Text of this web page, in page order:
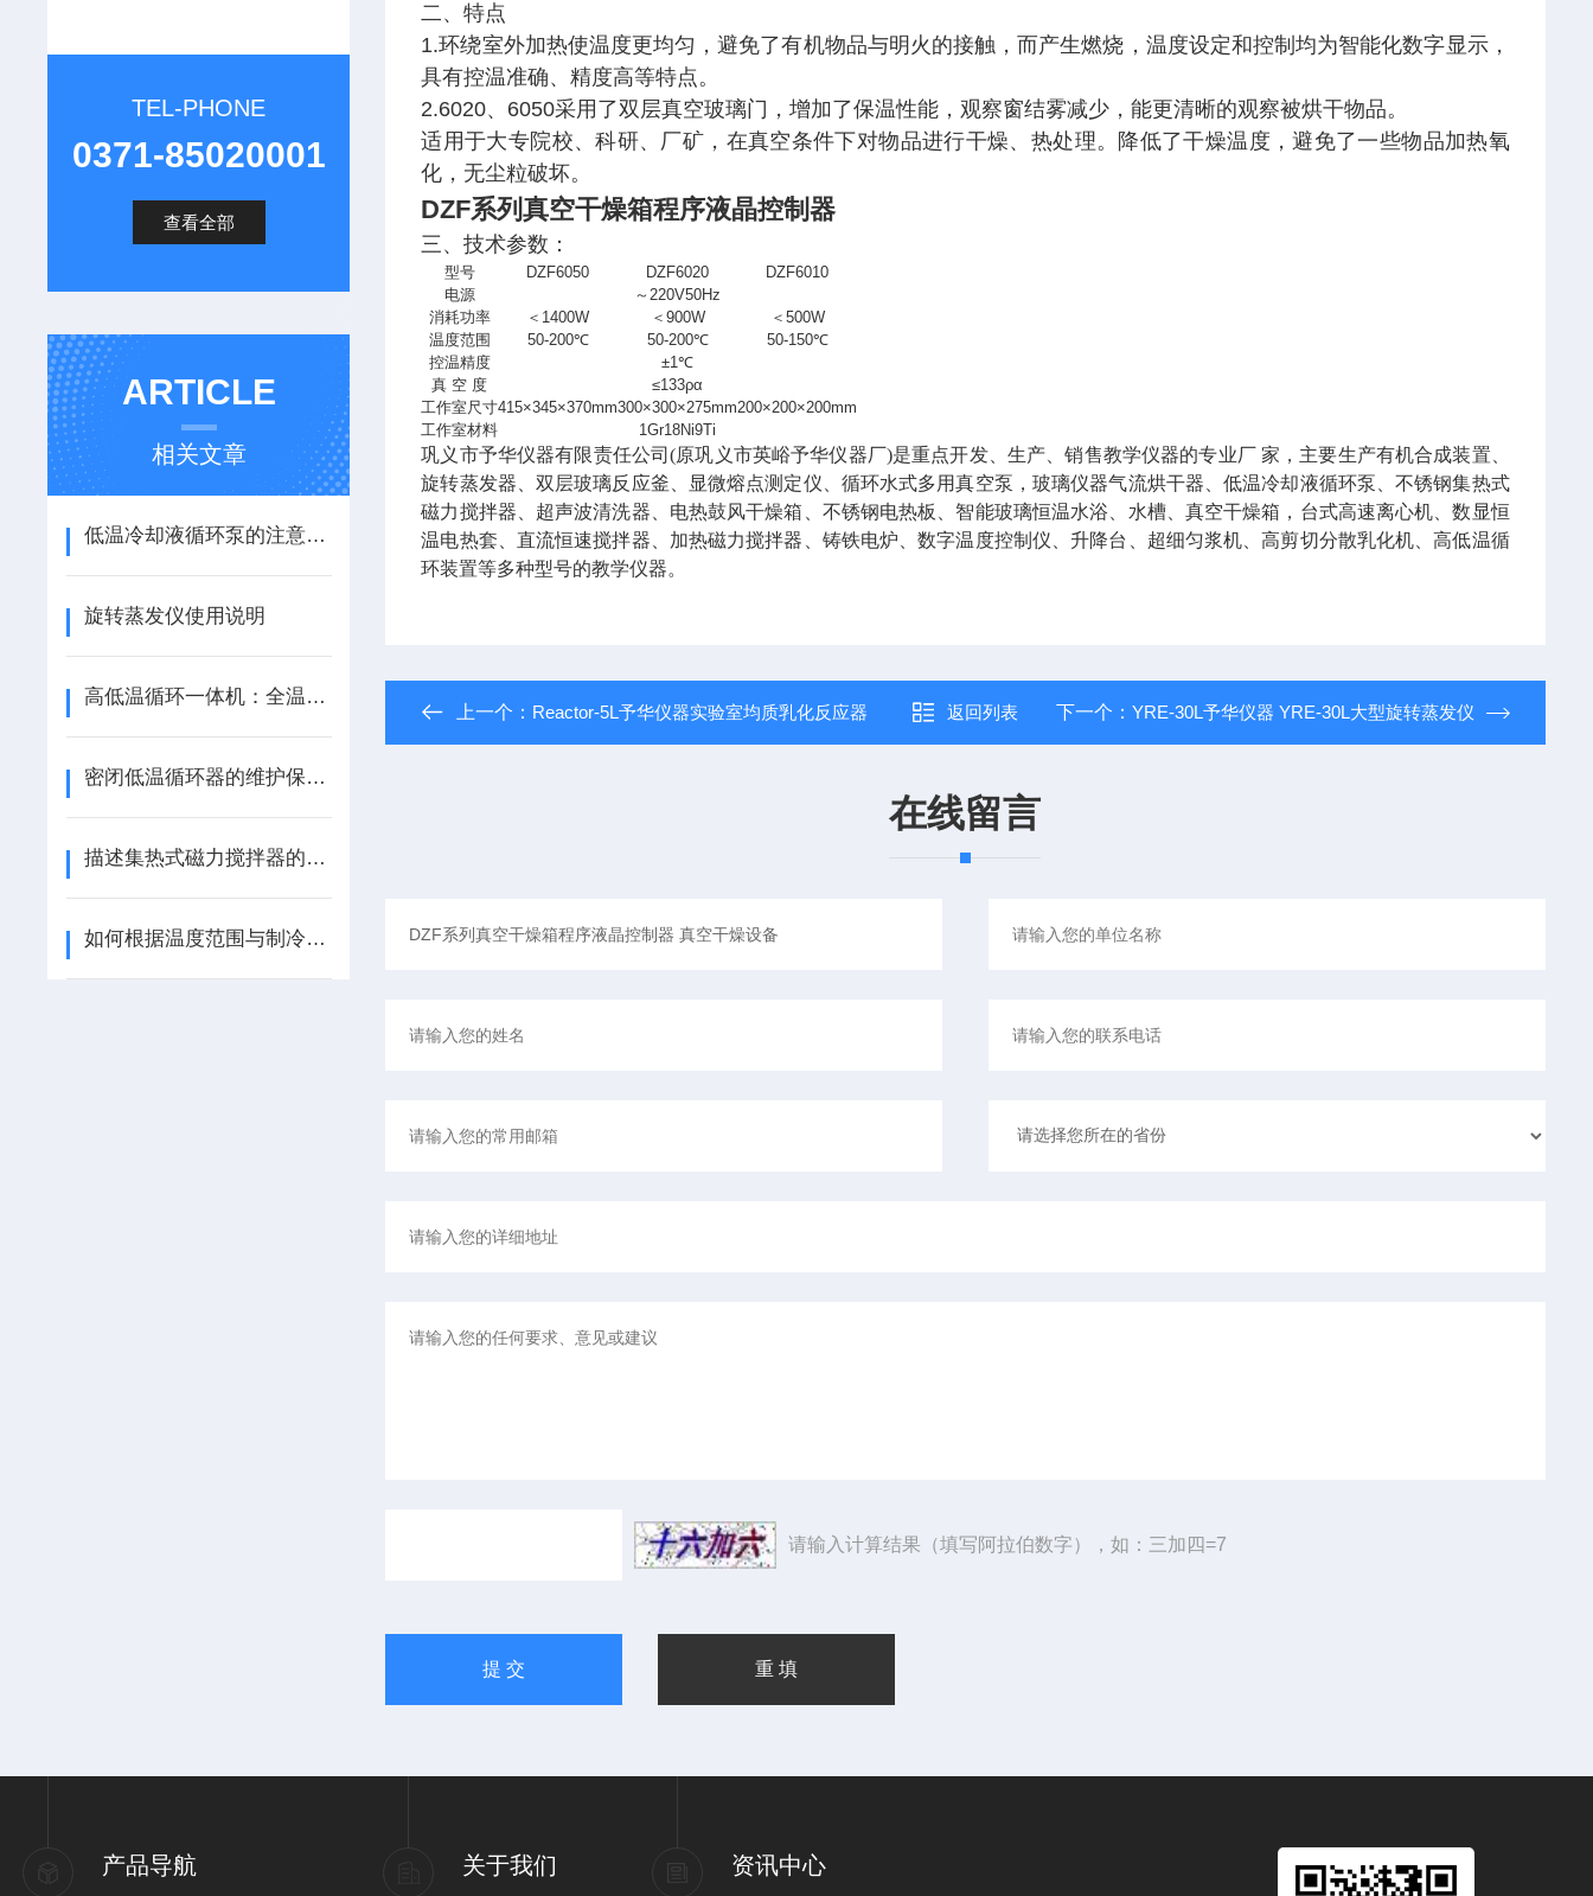
TEL-PHONE
0371-85020001
查看全部
ARTICLE
相关文章
低温冷却液循环泵的注意事项
旋转蒸发仪使用说明
高低温循环一体机：全温域循环控温，赋能实验生产高效运行​
密闭低温循环器的维护保养：制冷剂管理、系统清洁与故障诊断方法
描述集热式磁力搅拌器的特点
如何根据温度范围与制冷量选择合适的高低温一体机？
二、特点
1.环绕室外加热使温度更均匀，避免了有机物品与明火的接触，而产生燃烧，温度设定和控制均为智能化数字显示，
具有控温准确、精度高等特点。
2.6020、 6050采用了双层真空玻璃门，增加了保温性能，观察窗结雾减少，能更清晰的观察被烘干物品。
适用于大专院校、科研、厂矿，在真空条件下对物品进行干燥、热处理。降低了干燥温度，避免了一些物品加热氧
化，无尘粒破坏。
DZF系列真空干燥箱程序液晶控制器
三、技术参数：
型号 DZF6050 DZF6020
DZF6010
电源
～220V50Hz
消耗功率
＜1400W ＜900W
＜500W
温度范围
50-200℃ 50-200℃
50-150℃
控温精度
±1℃
真 空 度
≤133ρα
工作室尺寸415×345×370mm300×300×275mm200×200×200mm
工作室材料
1Gr18Ni9Ti
巩义市予华仪器有限责任公司(原巩义市英峪予华仪器厂)是重点开发、生产、销售教学仪器的专业厂 家，主要生产有机合成装置、
旋转蒸发器、双层玻璃反应釜、显微熔点测定仪、循环水式多用真空泵，玻璃仪器气流烘干器、低温冷却液循环泵、不锈钢集热式
磁力搅拌器、超声波清洗器、电热鼓风干燥箱、不锈钢电热板、智能玻璃恒温水浴、水槽、真空干燥箱，台式高速离心机、数显恒
温电热套、直流恒速搅拌器、加热磁力搅拌器、铸铁电炉、数字温度控制仪、升降台、超细匀浆机、高剪切分散乳化机、高低温循
环装置等多种型号的教学仪器。
上一个： Reactor-5L予华仪器实验室均质乳化反应器 返回列表 下一个： YRE-30L予华仪器 YRE-30L大型旋转蒸发仪
在线留言
请输入计算结果（填写阿拉伯数字），如：三加四=7
产品导航 关于我们 资讯中心